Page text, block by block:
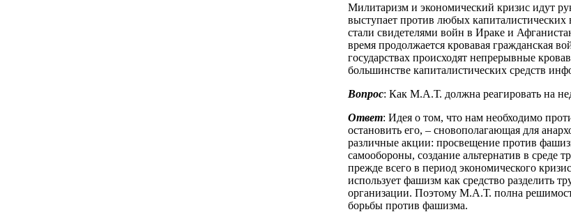
Милитаризм и экономический кризис идут
выступает против любых
стали свидетелями войн в Ираке и
время продолжается кровавая гражданская
государствах происходят непрерывные
большинстве капиталистических средств
Вопрос: Как М.А.Т. должна реагировать на
Ответ: Идея о том, что нам необходимо
остановить его, – сновополагающая для
различные акции: просвещение против
самообороны, создание альтернатив в среде
прежде всего в период экономического
использует фашизм как средство разделить
организации. Поэтому М.А.Т. полна
борьбы против фашизма.